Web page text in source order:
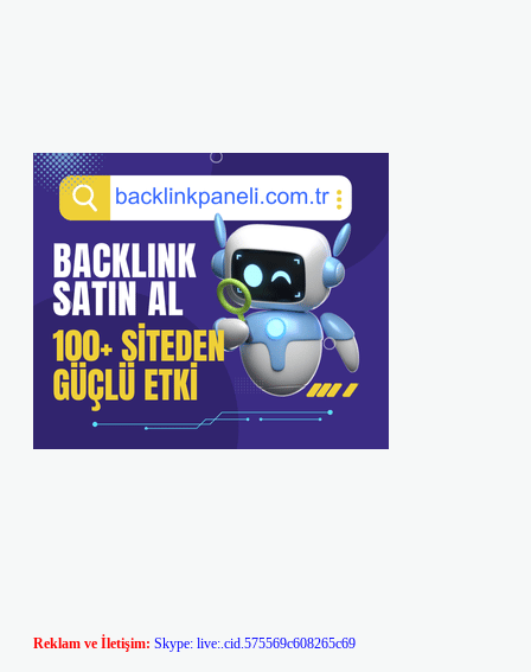
Reklam ve İletişim: Skype: live:.cid.575569c608265c69